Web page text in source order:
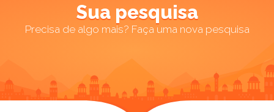
Sua pesquisa
Precisa de algo mais? Faça uma nova pesquisa